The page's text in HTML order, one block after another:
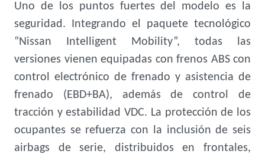
Uno de los puntos fuertes del modelo es la
seguridad. Integrando el paquete tecnológico
“Nissan Intelligent Mobility”, todas las
versiones vienen equipadas con frenos ABS con
control electrónico de frenado y asistencia de
frenado (EBD+BA), además de control de
tracción y estabilidad VDC. La protección de los
ocupantes se refuerza con la inclusión de seis
airbags de serie, distribuidos en frontales,